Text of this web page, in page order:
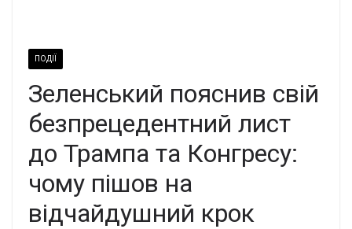
ПОДІЇ
Зеленський пояснив свій
безпрецедентний лист
до Трампа та Конгресу:
чому пішов на
відчайдушний крок